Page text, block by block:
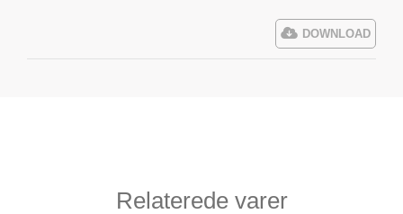
DOWNLOAD
Relaterede varer